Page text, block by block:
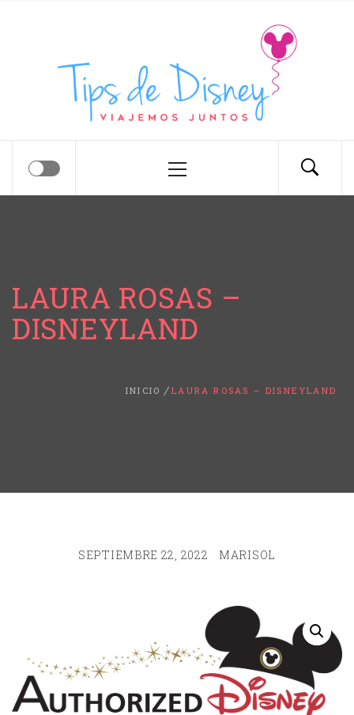
LAURA ROSAS –
DISNEYLAND
INICIO LAURA ROSAS – DISNEYLAND
SEPTIEMBRE 22, 2022 MARISOL